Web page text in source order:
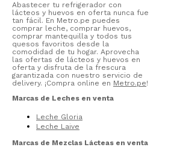
Abastecer tu refrigerador con
lácteos y huevos en oferta nunca fue
tan fácil. En Metro.pe puedes
comprar leche, comprar huevos,
comprar mantequilla y todos tus
quesos favoritos desde la
comodidad de tu hogar. Aprovecha
las ofertas de lácteos y huevos en
oferta y disfruta de la frescura
garantizada con nuestro servicio de
delivery. ¡Compra online en Metro.pe!
Marcas de Leches en venta
Leche Gloria
Leche Laive
Marcas de Mezclas Lácteas en venta